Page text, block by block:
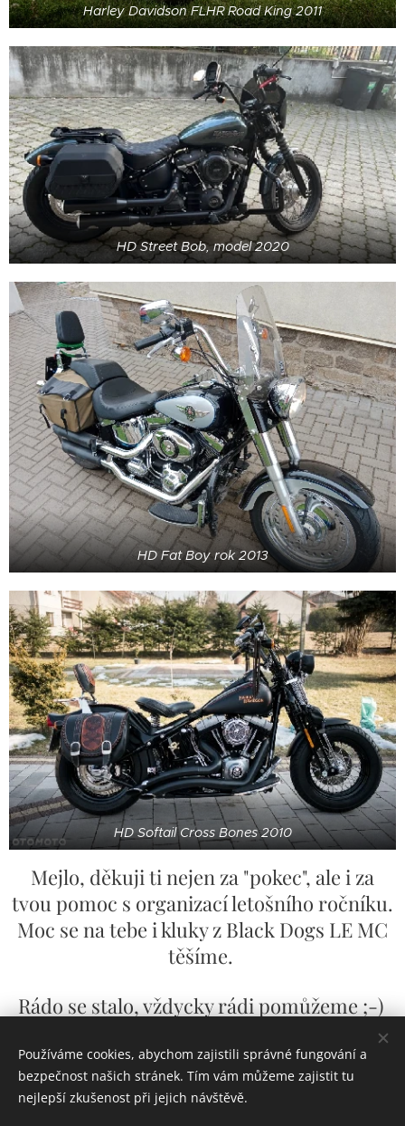
Harley Davidson FLHR Road King 2011
HD Street Bob, model 2020
HD Fat Boy rok 2013
HD Softail Cross Bones 2010
Mejlo, děkuji ti nejen za "pokec", ale i za
tvou pomoc s organizací letošního ročníku.
Moc se na tebe i kluky z Black Dogs LE MC
těšíme.
Rádo se stalo, vždycky rádi pomůžeme ;-)
Share
Používáme cookies, abychom zajistili správné fungování a
bezpečnost našich stránek. Tím vám můžeme zajistit tu
nejlepší zkušenost při jejich návštěvě.